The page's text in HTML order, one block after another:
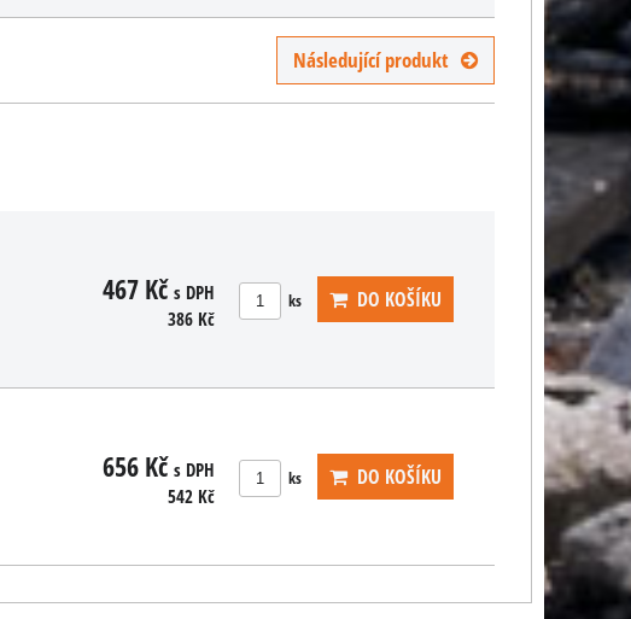
Následující produkt
467 Kč s DPH
386 Kč
ks DO KOŠÍKU
656 Kč s DPH
542 Kč
ks DO KOŠÍKU